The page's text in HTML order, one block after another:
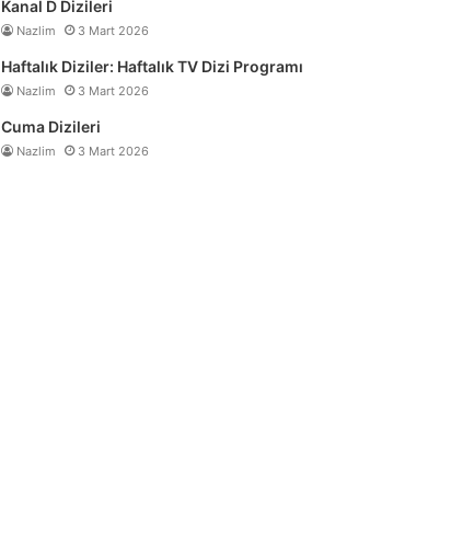
Kanal D Dizileri
Nazlim 3 Mart 2026
Haftalık Diziler: Haftalık TV Dizi Programı
Nazlim 3 Mart 2026
Cuma Dizileri
Nazlim 3 Mart 2026